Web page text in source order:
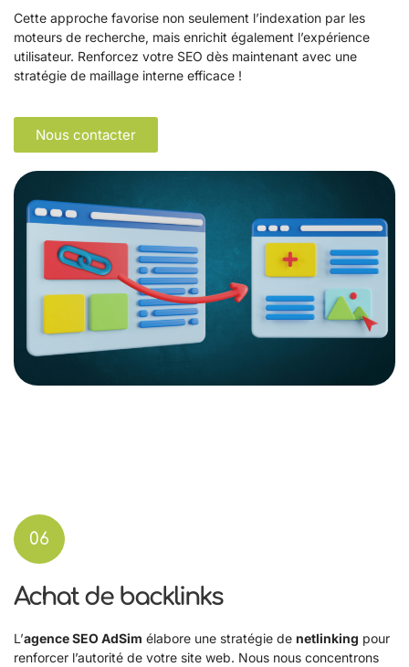
Cette approche favorise non seulement l’indexation par les
moteurs de recherche, mais enrichit également l’expérience
utilisateur. Renforcez votre SEO dès maintenant avec une
stratégie de maillage interne efficace !
Nous contacter
06
Achat de backlinks
L’agence SEO AdSim élabore une stratégie de netlinking pour
renforcer l’autorité de votre site web. Nous nous concentrons